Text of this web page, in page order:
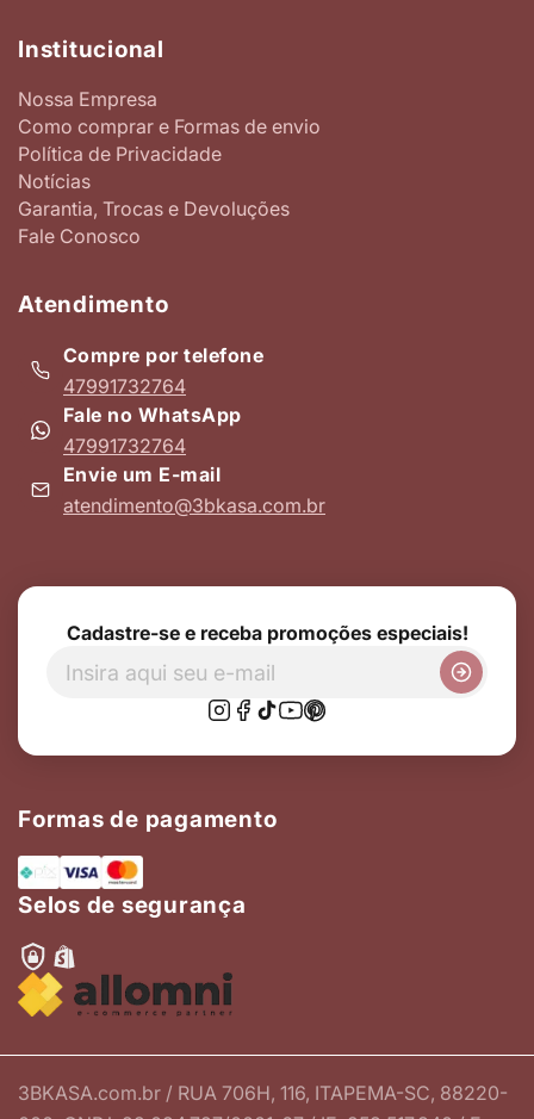
Institucional
Nossa Empresa
Como comprar e Formas de envio
Política de Privacidade
Notícias
Garantia, Trocas e Devoluções
Fale Conosco
Atendimento
Compre por telefone
47991732764
Fale no WhatsApp
47991732764
Envie um E-mail
atendimento@3bkasa.com.br
Cadastre-se e receba promoções especiais!
Formas de pagamento
Selos de segurança
3BKASA.com.br / RUA 706H, 116, ITAPEMA-SC, 88220-